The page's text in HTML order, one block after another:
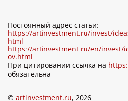
Постоянный адрес статьи:
https://artinvestment.ru/invest/
html
https://artinvestment.ru/en/invest/
ov.html
При цитировании ссылка на
обязательна
© artinvestment.ru, 2026